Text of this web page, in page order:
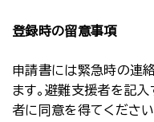
登録時の留意事項
申請書には緊急時の連
ます。避難支援者を記
者に同意を得てください